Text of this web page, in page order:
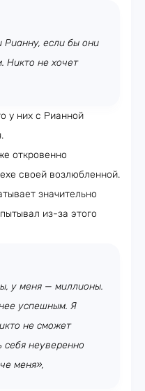
Рианну, если бы они
Никто не хочет
у них с Рианной
откровенно
своей возлюбленной.
значительно
из-за этого
у меня — миллионы.
успешным. Я
не сможет
себя неуверенно
меня»,